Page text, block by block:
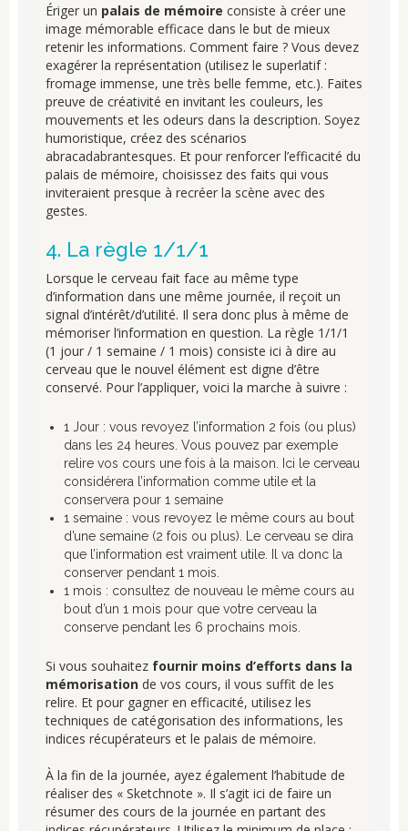
Ériger un palais de mémoire consiste à créer une
image mémorable efficace dans le but de mieux
retenir les informations. Comment faire ? Vous devez
exagérer la représentation (utilisez le superlatif :
fromage immense, une très belle femme, etc.). Faites
preuve de créativité en invitant les couleurs, les
mouvements et les odeurs dans la description. Soyez
humoristique, créez des scénarios
abracadabrantesques. Et pour renforcer l’efficacité du
palais de mémoire, choisissez des faits qui vous
inviteraient presque à recréer la scène avec des
gestes.
4. La règle 1/1/1
Lorsque le cerveau fait face au même type
d’information dans une même journée, il reçoit un
signal d’intérêt/d’utilité. Il sera donc plus à même de
mémoriser l’information en question. La règle 1/1/1
(1 jour / 1 semaine / 1 mois) consiste ici à dire au
cerveau que le nouvel élément est digne d’être
conservé. Pour l’appliquer, voici la marche à suivre :
1 Jour : vous revoyez l’information 2 fois (ou plus)
dans les 24 heures. Vous pouvez par exemple
relire vos cours une fois à la maison. Ici le cerveau
considérera l’information comme utile et la
conservera pour 1 semaine
1 semaine : vous revoyez le même cours au bout
d’une semaine (2 fois ou plus). Le cerveau se dira
que l’information est vraiment utile. Il va donc la
conserver pendant 1 mois.
1 mois : consultez de nouveau le même cours au
bout d’un 1 mois pour que votre cerveau la
conserve pendant les 6 prochains mois.
Si vous souhaitez fournir moins d’efforts dans la
mémorisation de vos cours, il vous suffit de les
relire. Et pour gagner en efficacité, utilisez les
techniques de catégorisation des informations, les
indices récupérateurs et le palais de mémoire.
À la fin de la journée, ayez également l’habitude de
réaliser des « Sketchnote ». Il s’agit ici de faire un
résumer des cours de la journée en partant des